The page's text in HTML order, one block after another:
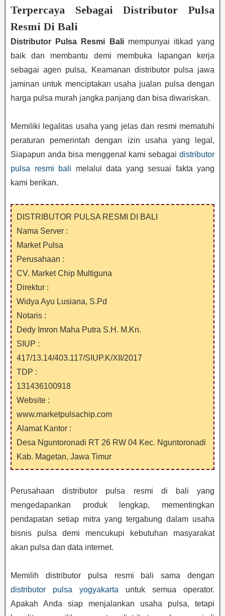
Terpercaya Sebagai Distributor Pulsa
Resmi Di Bali
Distributor Pulsa Resmi Balimempunyai itikad yang
baik dan membantu demi membuka lapangan kerja
sebagai agen pulsa, Keamanan distributor pulsa jawa
jaminan untuk menciptakan usaha jualan pulsa dengan
harga pulsa murah jangka panjang dan bisa diwariskan.
Memiliki legalitas usaha yang jelas dan resmi mematuhi
peraturan pemerintah dengan izin usaha yang legal,
Siapapun anda bisa menggenal kami sebagai distributor
pulsa resmi bali melalui data yang sesuai fakta yang
kami berikan.
DISTRIBUTOR PULSA RESMI DI BALI
Nama Server :
Market Pulsa
Perusahaan :
CV. Market Chip Multiguna
Direktur :
Widya Ayu Lusiana, S.Pd
Notaris :
Dedy Imron Maha Putra S.H. M.Kn.
SIUP :
417/13.14/403.117/SIUP.K/XII/2017
TDP :
131436100918
Website :
www.marketpulsachip.com
Alamat Kantor :
Desa Nguntoronadi RT 26 RW 04 Kec. Nguntoronadi
Kab. Magetan, Jawa Timur
Perusahaan distributor pulsa resmi di bali yang
mengedapankan produk lengkap, mementingkan
pendapatan setiap mitra yang tergabung dalam usaha
bisnis pulsa demi mencukupi kebutuhan masyarakat
akan pulsa dan data internet.
Memilih distributor pulsa resmi bali sama dengan
distributor pulsa yogyakarta untuk semua operator.
Apakah Anda siap menjalankan usaha pulsa, tetapi